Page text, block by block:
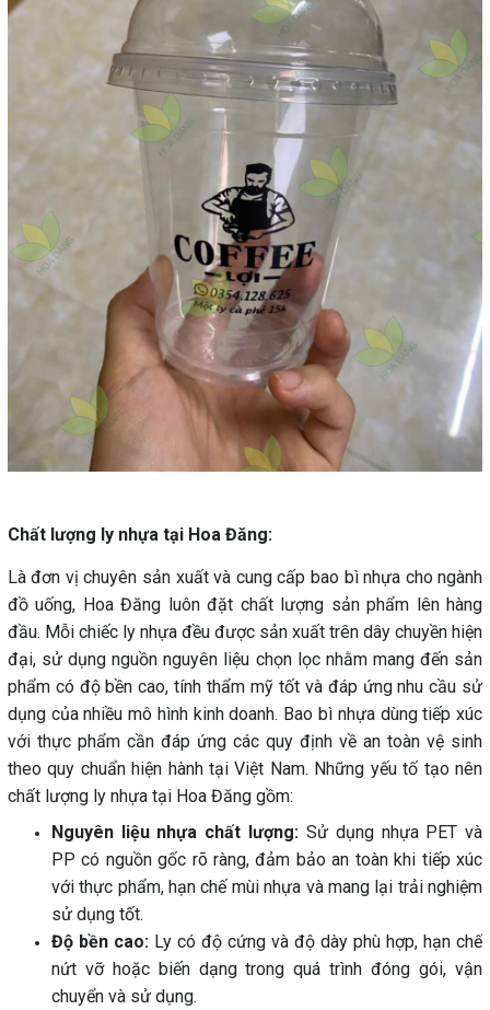
Chất lượng ly nhựa tại Hoa Đăng:
Là đơn vị chuyên sản xuất và cung cấp bao bì nhựa cho ngành
đồ uống, Hoa Đăng luôn đặt chất lượng sản phẩm lên hàng
đầu. Mỗi chiếc ly nhựa đều được sản xuất trên dây chuyền hiện
đại, sử dụng nguồn nguyên liệu chọn lọc nhằm mang đến sản
phẩm có độ bền cao, tính thẩm mỹ tốt và đáp ứng nhu cầu sử
dụng của nhiều mô hình kinh doanh. Bao bì nhựa dùng tiếp xúc
với thực phẩm cần đáp ứng các quy định về an toàn vệ sinh
theo quy chuẩn hiện hành tại Việt Nam. Những yếu tố tạo nên
chất lượng ly nhựa tại Hoa Đăng gồm:
Nguyên liệu nhựa chất lượng: Sử dụng nhựa PET và
PP có nguồn gốc rõ ràng, đảm bảo an toàn khi tiếp xúc
với thực phẩm, hạn chế mùi nhựa và mang lại trải nghiệm
sử dụng tốt.
Độ bền cao:Ly có độ cứng và độ dày phù hợp, hạn chế
nứt vỡ hoặc biến dạng trong quá trình đóng gói, vận
chuyển và sử dụng.